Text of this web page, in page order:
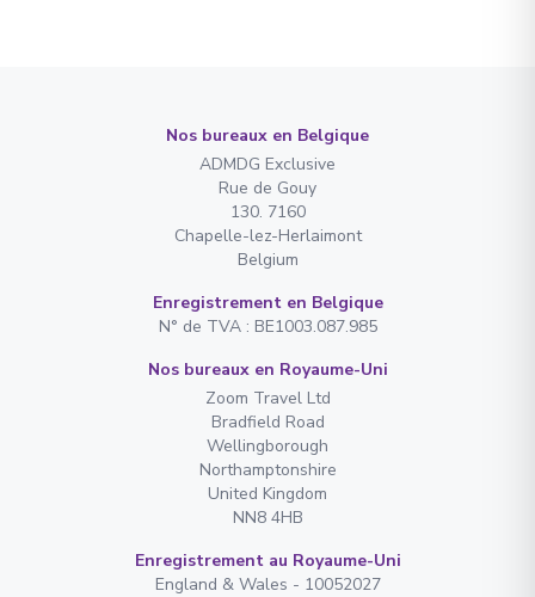
Nos bureaux en Belgique
ADMDG Exclusive
Rue de Gouy
130. 7160
Chapelle-lez-Herlaimont
Belgium
Enregistrement en Belgique
N° de TVA : BE1003.087.985
Nos bureaux en Royaume-Uni
Zoom Travel Ltd
Bradfield Road
Wellingborough
Northamptonshire
United Kingdom
NN8 4HB
Enregistrement au Royaume-Uni
England & Wales - 10052027